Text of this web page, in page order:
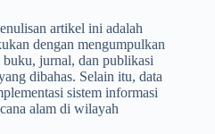
artikel ini adalah
dengan mengumpulkan
buku, jurnal, dan publikasi
dibahas. Selain itu, data
sistem informasi
alam di wilayah